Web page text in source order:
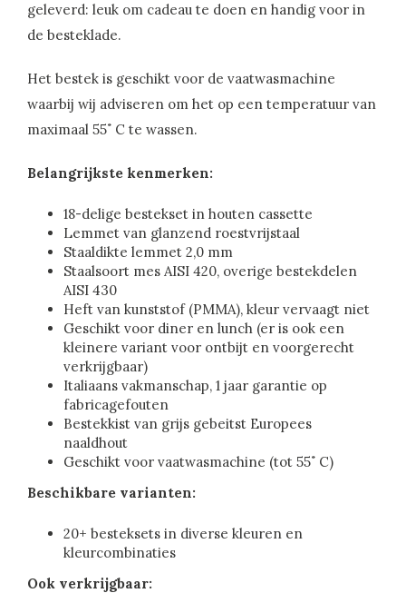
geleverd: leuk om cadeau te doen en handig voor in
de besteklade.
Het bestek is geschikt voor de vaatwasmachine
waarbij wij adviseren om het op een temperatuur van
maximaal 55˚ C te wassen.
Belangrijkste kenmerken:
18-delige bestekset in houten cassette
Lemmet van glanzend roestvrijstaal
Staaldikte lemmet 2,0 mm
Staalsoort mes AISI 420, overige bestekdelen
AISI 430
Heft van kunststof (PMMA), kleur vervaagt niet
Geschikt voor diner en lunch (er is ook een
kleinere variant voor ontbijt en voorgerecht
verkrijgbaar)
Italiaans vakmanschap, 1 jaar garantie op
fabricagefouten
Bestekkist van grijs gebeitst Europees
naaldhout
Geschikt voor vaatwasmachine (tot 55˚ C)
Beschikbare varianten:
20+ besteksets in diverse kleuren en
kleurcombinaties
Ook verkrijgbaar: